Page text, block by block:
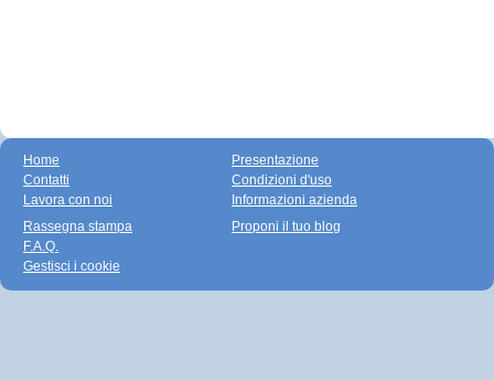
Home
Contatti
Lavora con noi
Presentazione
Condizioni d'uso
Informazioni azienda
Rassegna stampa
F.A.Q.
Gestisci i cookie
Proponi il tuo blog